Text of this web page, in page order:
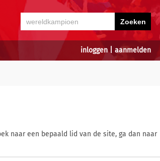
inloggen| aanmelden
naar een bepaald lid van de site, ga dan naar